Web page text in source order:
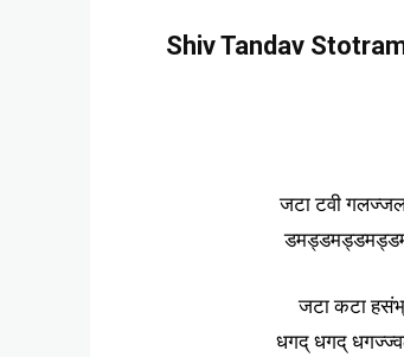
Shiv Tandav
जटा टवी
जटा कटा
धगद् धगद्